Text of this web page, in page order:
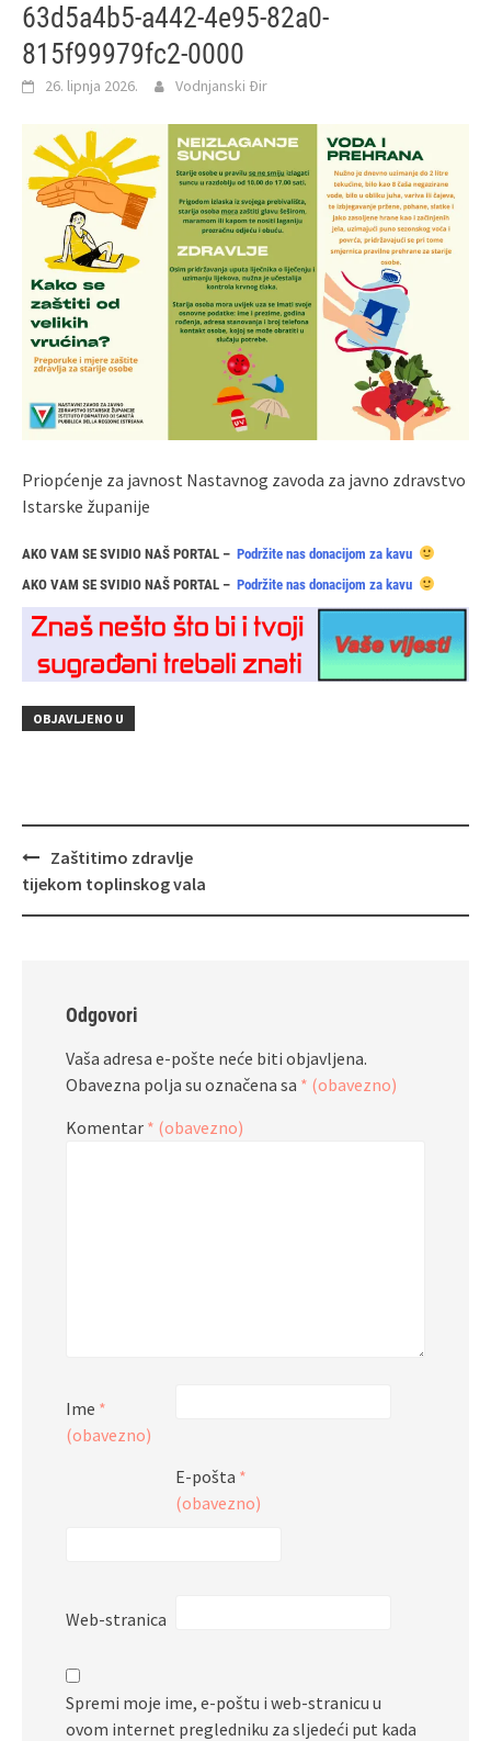
63d5a4b5-a442-4e95-82a0-
815f99979fc2-0000
26. lipnja 2026. Vodnjanski Đir
Priopćenje za javnost Nastavnog zavoda za javno zdravstvo
Istarske županije
AKO VAM SE SVIDIO NAŠ PORTAL – Podržite nas donacijom za kavu
AKO VAM SE SVIDIO NAŠ PORTAL – Podržite nas donacijom za kavu
OBJAVLJENO U
Navigacija
objava
Zaštitimo zdravlje
tijekom toplinskog vala
Odgovori
Vaša adresa e-pošte neće biti objavljena.
Obavezna polja su označena sa * (obavezno)
Komentar * (obavezno)
Ime *
(obavezno)
E-pošta *
(obavezno)
Web-stranica
Spremi moje ime, e-poštu i web-stranicu u
ovom internet pregledniku za sljedeći put kada